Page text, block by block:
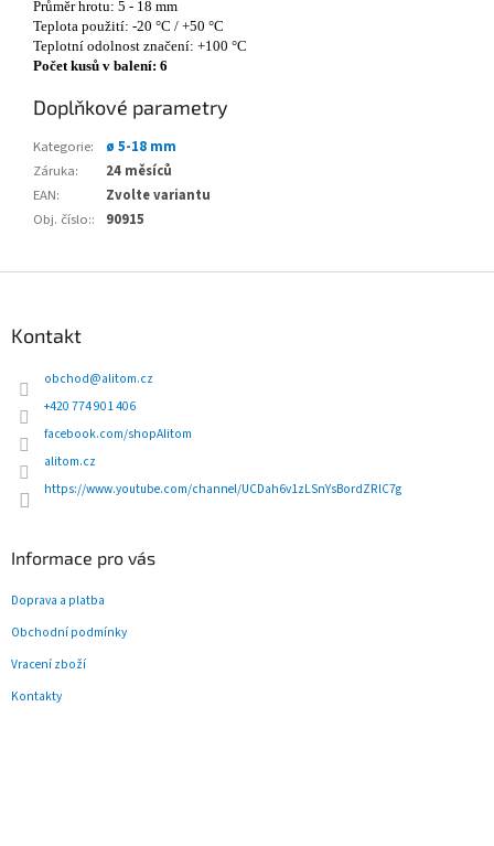
Průměr hrotu: 5 - 18 mm
Teplota použití: -20 °C / +50 °C
Teplotní odolnost značení: +100 °C
Počet kusů v balení: 6
Doplňkové parametry
Kategorie:
ø 5-18 mm
Záruka:
24 měsíců
EAN:
Zvolte variantu
Obj. číslo:: 90915
Kontakt
obchod@alitom.cz
+420 774 901 406
facebook.com/shopAlitom
alitom.cz
https://www.youtube.com/channel/UCDah6v1zLSnYsBordZRlC7g
Informace pro vás
Doprava a platba
Obchodní podmínky
Vracení zboží
Kontakty